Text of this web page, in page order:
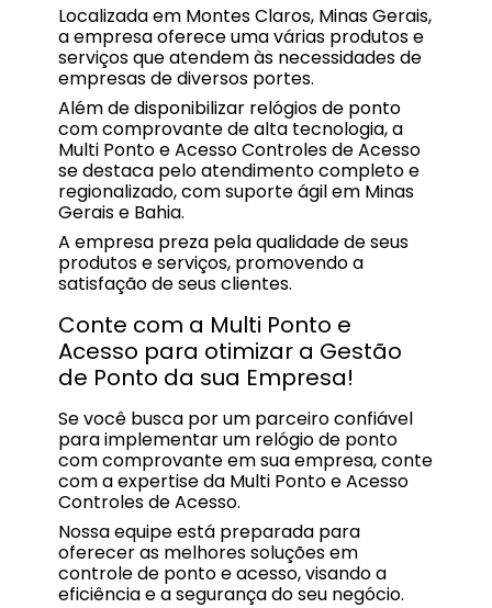
Localizada em Montes Claros, Minas Gerais,
a empresa oferece uma várias produtos e
serviços que atendem às necessidades de
empresas de diversos portes.
Além de disponibilizar relógios de ponto
com comprovante de alta tecnologia, a
Multi Ponto e Acesso Controles de Acesso
se destaca pelo atendimento completo e
regionalizado, com suporte ágil em Minas
Gerais e Bahia.
A empresa preza pela qualidade de seus
produtos e serviços, promovendo a
satisfação de seus clientes.
Conte com a Multi Ponto e
Acesso para otimizar a Gestão
de Ponto da sua Empresa!
Se você busca por um parceiro confiável
para implementar um relógio de ponto
com comprovante em sua empresa, conte
com a expertise da Multi Ponto e Acesso
Controles de Acesso.
Nossa equipe está preparada para
oferecer as melhores soluções em
controle de ponto e acesso, visando a
eficiência e a segurança do seu negócio.